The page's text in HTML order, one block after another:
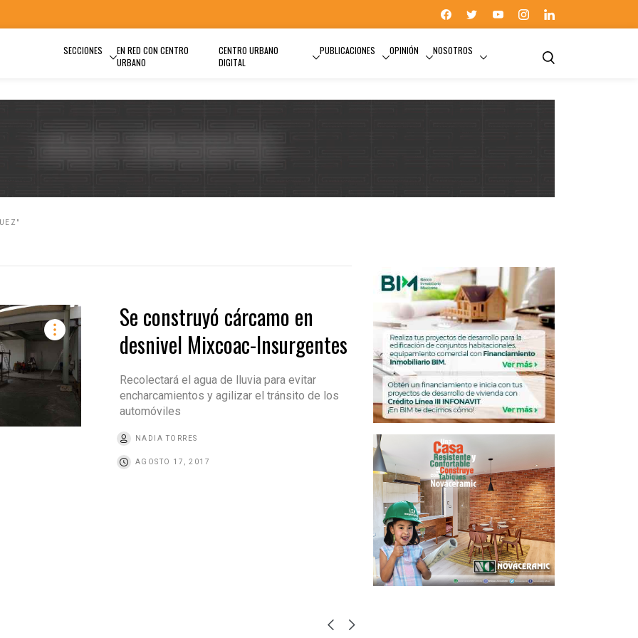
SECCIONES
EN RED CON CENTRO
URBANO
CENTRO URBANO
DIGITAL
PUBLICACIONES OPINIÓN NOSOTROS
Se construyó cárcamo en
desnivel Mixcoac-Insurgentes
Recolectará el agua de lluvia para evitar
encharcamientos y agilizar el tránsito de los
automóviles
NADIA TORRES
AGOSTO 17, 2017
ÉDGAR OSWALDO TUNGÜÍ RODRÍGUEZ